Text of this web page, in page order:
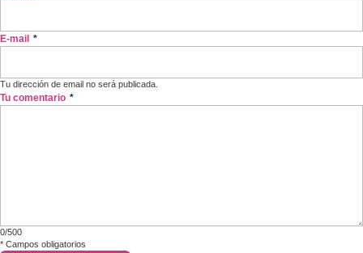
E-mail *
Tu dirección de email no será publicada.
Tu comentario *
0/500
* Campos obligatorios